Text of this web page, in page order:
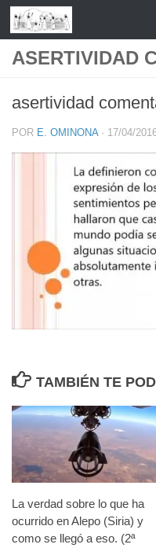
Saltar al contenido
ASERTIVIDAD
asertividad
POR E. OMINONA · 17/04/
TAMBIÉN TE
La verdad sobre lo que ha
ocurrido en Alepo (Siria) y
como se llegó a eso. (2ª